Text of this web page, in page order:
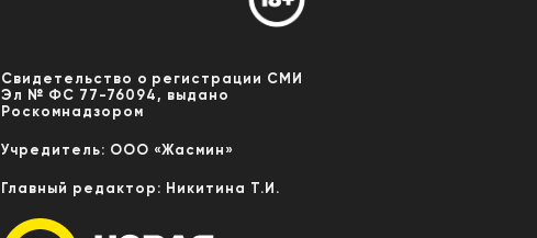
Свидетельство о регистрации СМИ
Эл № ФС 77-76094, выдано
Роскомнадзором
Учредитель: ООО «Жасмин»
Главный редактор: Никитина Т.И.